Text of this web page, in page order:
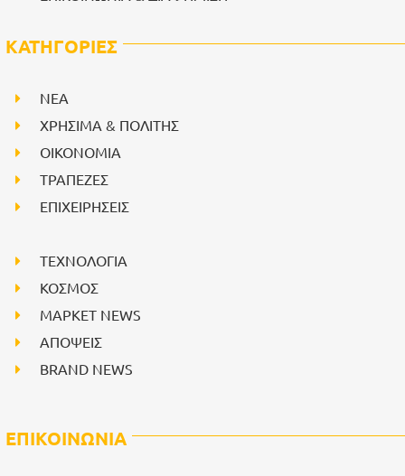
ΚΑΤΗΓΟΡΙΕΣ
NEA
ΧΡΗΣΙΜΑ & ΠΟΛΙΤΗΣ
ΟΙΚΟΝΟΜΙΑ
ΤΡΑΠΕΖΕΣ
ΕΠΙΧΕΙΡΗΣΕΙΣ
ΤΕΧΝΟΛΟΓΙΑ
ΚΟΣΜΟΣ
ΜΑΡΚΕΤ NEWS
ΑΠΟΨΕΙΣ
BRAND NEWS
ΕΠΙΚΟΙΝΩΝΙΑ